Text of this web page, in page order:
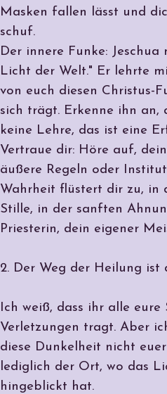
Masken fallen lässt und
schuf.
Der innere Funke: Jeschua
Licht der Welt." Er lehrte
von euch diesen Christus-
sich trägt. Erkenne ihn an,
keine Lehre, das ist eine
Vertraue dir: Höre auf,
äußere Regeln oder
Wahrheit flüstert dir zu, in
Stille, in der sanften
Priesterin, dein eigener
2. Der Weg der Heilung ist
Ich weiß, dass ihr alle eure
Verletzungen tragt. Aber
diese Dunkelheit nicht
lediglich der Ort, wo das
hingeblickt hat.